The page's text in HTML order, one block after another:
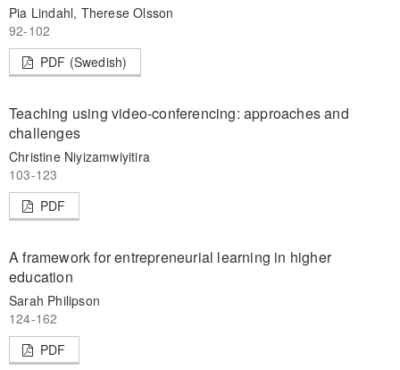
Pia Lindahl, Therese Olsson
92-102
PDF (Swedish)
Teaching using video-conferencing: approaches and
challenges
Christine Niyizamwiyitira
103-123
PDF
A framework for entrepreneurial learning in higher
education
Sarah Philipson
124-162
PDF